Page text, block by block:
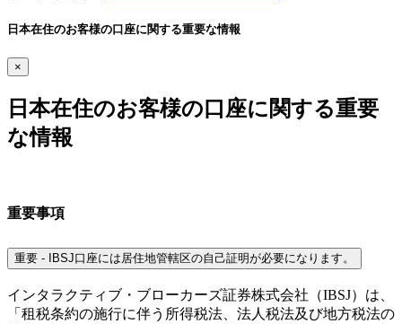
日本在住のお客様の口座に関する重要な情報
×
日本在住のお客様の口座に関する重要
な情報
重要事項
重要 - IBSJ口座には居住地管轄区の自己証明が必要になります。
インタラクティブ・ブローカーズ証券株式会社（IBSJ）は、
「租税条約の施行に伴う所得税法、法人税法及び地方税法の